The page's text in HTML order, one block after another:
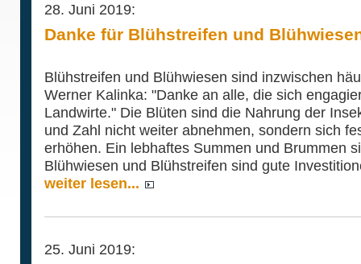
28. Juni 2019:
Danke für Blühstreifen und
Blühstreifen und Blühwiesen sind inzwischen
Werner Kalinka: "Danke an alle, die sich
Landwirte." Die Blüten sind die Nahrung der
und Zahl nicht weiter abnehmen, sondern sich
erhöhen. Ein lebhaftes Summen und Brummen
Blühwiesen und Blühstreifen sind gute
weiter lesen...
25. Juni 2019: